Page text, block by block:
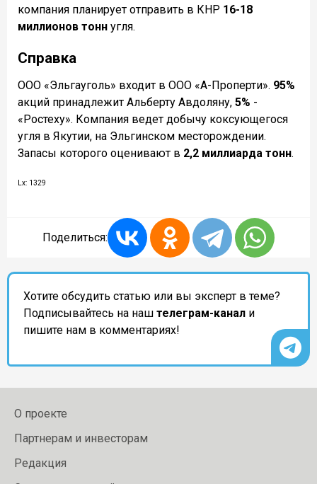
компания планирует отправить в КНР 16-18
миллионов тонн угля.
Справка
ООО «Эльгауголь» входит в ООО «А-Проперти». 95%
акций принадлежит Альберту Авдоляну, 5% -
«Ростеху». Компания ведет добычу коксующегося
угля в Якутии, на Эльгинском месторождении.
Запасы которого оценивают в 2,2 миллиарда тонн.
Lx: 1329
Поделиться:
Хотите обсудить статью или вы эксперт в теме?
Подписывайтесь на наш телеграм-канал и
пишите нам в комментариях!
О проекте
Партнерам и инвесторам
Редакция